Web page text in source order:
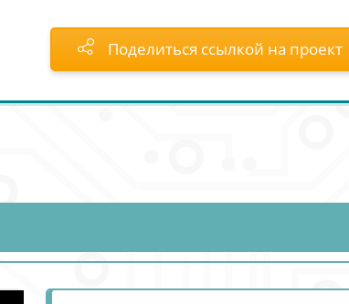
Поделиться ссылкой на проект